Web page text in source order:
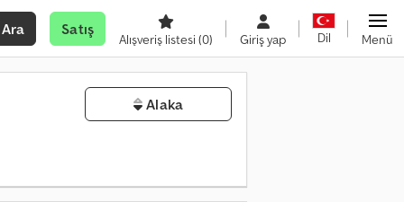
Ara Satış
Alışveriş listesi (0) Giriş yap Dil Menü
Alaka